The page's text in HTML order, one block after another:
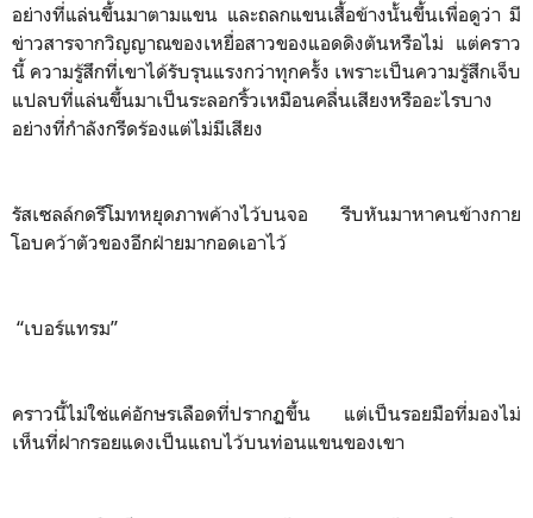
อย่างที่แล่นขึ้นมาตามแขน และถลกแขนเสื้อข้างนั้นขึ้นเพื่อดูว่า มี
ข่าวสารจากวิญญาณของเหยื่อสาวของแอดดิงตันหรือไม่ แต่คราว
นี้ ความรู้สึกที่เขาได้รับรุนแรงกว่าทุกครั้ง เพราะเป็นความรู้สึกเจ็บ
แปลบที่แล่นขึ้นมาเป็นระลอกริ้วเหมือนคลื่นเสียงหรืออะไรบาง
อย่างที่กำลังกรีดร้องแต่ไม่มีเสียง
รัสเซลล์กดรีโมทหยุดภาพค้างไว้บนจอ รีบหันมาหาคนข้างกาย
โอบคว้าตัวของอีกฝ่ายมากอดเอาไว้
“เบอร์แทรม”
คราวนี้ไม่ใช่แค่อักษรเลือดที่ปรากฏขึ้น แต่เป็นรอยมือที่มองไม่
เห็นที่ฝากรอยแดงเป็นแถบไว้บนท่อนแขนของเขา